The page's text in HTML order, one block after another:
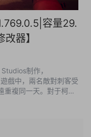
容量29.
器】
制作，
戲中，兩名敵對刺客受
重複同一天。對于柯爾